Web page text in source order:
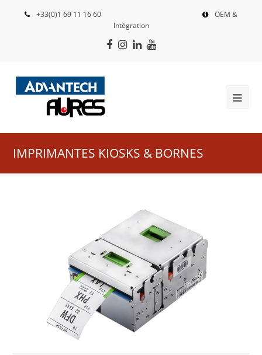
+33(0)1 69 11 16 60
OEM &
Intégration
Facebook
Instagram
LinkedIn
Youtube
IMPRIMANTES KIOSKS & BORNES